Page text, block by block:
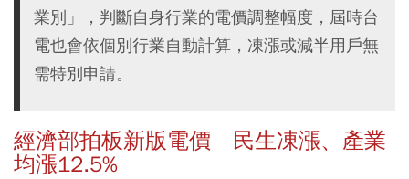
業別」，判斷自身行業的電價調整幅度，屆時台
電也會依個別行業自動計算，凍漲或減半用戶無
需特別申請。
經濟部拍板新版電價 民生凍漲、產業
均漲12.5%